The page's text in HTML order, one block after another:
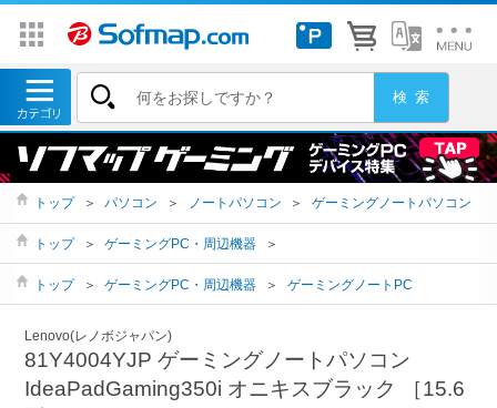
トップ ＞ パソコン ＞ ノートパソコン ＞ ゲーミングノートパソコン
トップ ＞ ゲーミングPC・周辺機器 ＞
トップ ＞ ゲーミングPC・周辺機器 ＞ ゲーミングノートPC
Lenovo(レノボジャパン)
81Y4004YJP ゲーミングノートパソコン
IdeaPadGaming350i オニキスブラック ［15.6